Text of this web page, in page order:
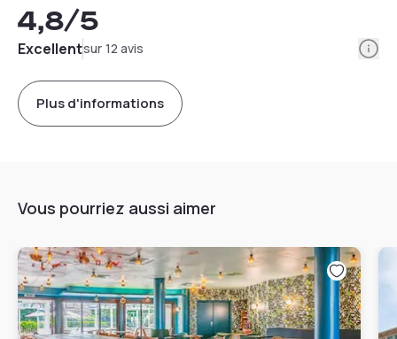
4,8/5
Excellentsur 12 avis
Plus d'informations
Vous pourriez aussi aimer